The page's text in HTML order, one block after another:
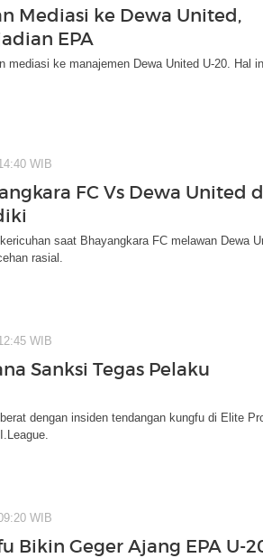
Mediasi ke Dewa United,
EPA
mediasi ke manajemen Dewa United U-20. Hal
WIB
FC Vs Dewa United
saat Bhayangkara FC melawan Dewa
rasial.
WIB
Sanksi Tegas Pelaku
dengan insiden tendangan kungfu di Elite
WIB
Bikin Geger Ajang EPA U-